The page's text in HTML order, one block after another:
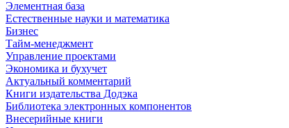
Элементная база
Естественные науки и математика
Бизнес
Тайм-менеджмент
Управление проектами
Экономика и бухучет
Актуальный комментарий
Книги издательства Додэка
Библиотека электронных компонентов
Внесерийные книги